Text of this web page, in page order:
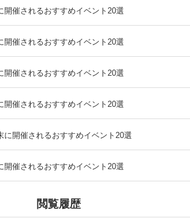
開催されるおすすめイベント20選
開催されるおすすめイベント20選
開催されるおすすめイベント20選
開催されるおすすめイベント20選
に開催されるおすすめイベント20選
開催されるおすすめイベント20選
閲覧履歴